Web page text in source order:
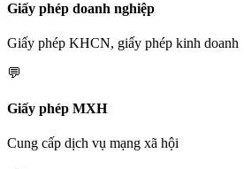
Giấy phép doanh nghiệp
Giấy phép KHCN, giấy phép kinh doanh
💬
Giấy phép MXH
Cung cấp dịch vụ mạng xã hội